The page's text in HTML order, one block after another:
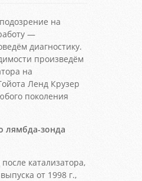
на
—
диагностику.
произведём
на
Ленд Крузер
поколения
лямбда-зонда
катализатора,
от 1998 г.,